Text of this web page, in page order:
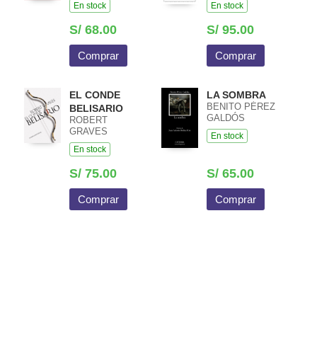
En stock
S/ 68.00
Comprar
En stock
S/ 95.00
Comprar
EL CONDE
BELISARIO
ROBERT
GRAVES
En stock
S/ 75.00
Comprar
LA SOMBRA
BENITO PÉREZ
GALDÓS
En stock
S/ 65.00
Comprar